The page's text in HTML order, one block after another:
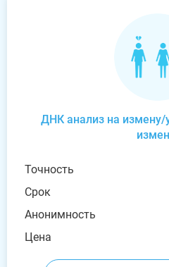
ДНК анализ на измену/
Точность
Срок
Анонимность
Цена